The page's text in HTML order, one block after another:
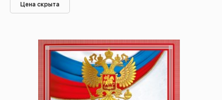
Цена скрыта